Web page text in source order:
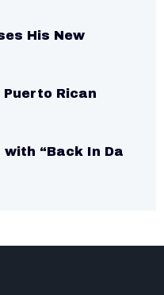
His New
Puerto Rican
“Back In Da